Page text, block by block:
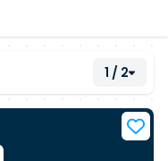
1 / 2